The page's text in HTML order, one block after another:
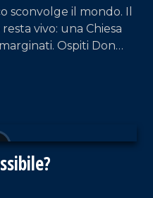
sconvolge il mondo. Il
vivo: una Chiesa
Ospiti Don